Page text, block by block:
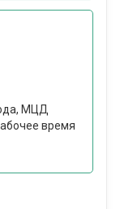
МЦД
время